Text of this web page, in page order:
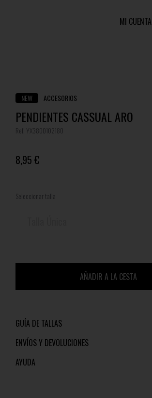
MI CUENTA
NEW ACCESORIOS
PENDIENTES CASSUAL ARO
Ref. YX3800102180
8,95 €
Seleccionar talla
AÑADIR A LA CESTA
GUÍA DE TALLAS
ENVÍOS Y DEVOLUCIONES
AYUDA